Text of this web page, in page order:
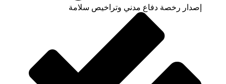
إصدار رخصة دفاع مدني وتراخيص سلامة